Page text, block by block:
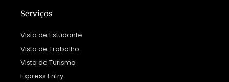
Serviços
Visto de Estudante
Visto de Trabalho
Visto de Turismo
Express Entry